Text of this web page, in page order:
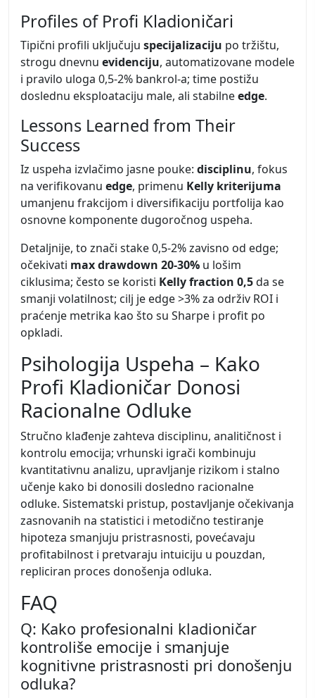
Profiles of Profi Kladioničari
Tipični profili uključuju specijalizaciju po tržištu,
strogu dnevnu evidenciju, automatizovane modele
i pravilo uloga 0,5-2% bankrol-a; time postižu
doslednu eksploataciju male, ali stabilneedge.
Lessons Learned from Their
Success
Iz uspeha izvlačimo jasne pouke: disciplinu, fokus
na verifikovanu edge, primenu Kelly kriterijuma
umanjenu frakcijom i diversifikaciju portfolija kao
osnovne komponente dugoročnog uspeha.
Detaljnije, to znači stake 0,5-2% zavisno od edge;
očekivati max drawdown 20-30% u lošim
ciklusima; često se koristi Kelly fraction 0,5da se
smanji volatilnost; cilj je edge >3% za održiv ROI i
praćenje metrika kao što su Sharpe i profit po
opkladi.
Psihologija Uspeha – Kako
Profi Kladioničar Donosi
Racionalne Odluke
Stručno klađenje zahteva disciplinu, analitičnost i
kontrolu emocija; vrhunski igrači kombinuju
kvantitativnu analizu, upravljanje rizikom i stalno
učenje kako bi donosili dosledno racionalne
odluke. Sistematski pristup, postavljanje očekivanja
zasnovanih na statistici i metodično testiranje
hipoteza smanjuju pristrasnosti, povećavaju
profitabilnost i pretvaraju intuiciju u pouzdan,
repliciran proces donošenja odluka.
FAQ
Q: Kako profesionalni kladioničar
kontroliše emocije i smanjuje
kognitivne pristrasnosti pri donošenju
odluka?